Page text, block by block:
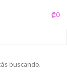
₡0
buscando.